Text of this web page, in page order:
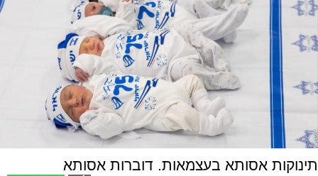
תינוקות אסותא בעצמאות. דוברות אסותא